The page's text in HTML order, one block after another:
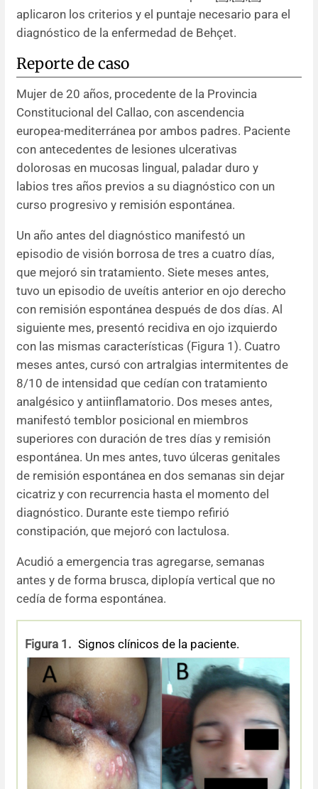
aplicaron los criterios y el puntaje necesario para el
diagnóstico de la enfermedad de Behçet.
Reporte de caso
Mujer de 20 años, procedente de la Provincia
Constitucional del Callao, con ascendencia
europea-mediterránea por ambos padres. Paciente
con antecedentes de lesiones ulcerativas
dolorosas en mucosas lingual, paladar duro y
labios tres años previos a su diagnóstico con un
curso progresivo y remisión espontánea.
Un año antes del diagnóstico manifestó un
episodio de visión borrosa de tres a cuatro días,
que mejoró sin tratamiento. Siete meses antes,
tuvo un episodio de uveítis anterior en ojo derecho
con remisión espontánea después de dos días. Al
siguiente mes, presentó recidiva en ojo izquierdo
con las mismas características (Figura 1). Cuatro
meses antes, cursó con artralgias intermitentes de
8/10 de intensidad que cedían con tratamiento
analgésico y antiinflamatorio. Dos meses antes,
manifestó temblor posicional en miembros
superiores con duración de tres días y remisión
espontánea. Un mes antes, tuvo úlceras genitales
de remisión espontánea en dos semanas sin dejar
cicatriz y con recurrencia hasta el momento del
diagnóstico. Durante este tiempo refirió
constipación, que mejoró con lactulosa.
Acudió a emergencia tras agregarse, semanas
antes y de forma brusca, diplopía vertical que no
cedía de forma espontánea.
Figura 1. Signos clínicos de la paciente.